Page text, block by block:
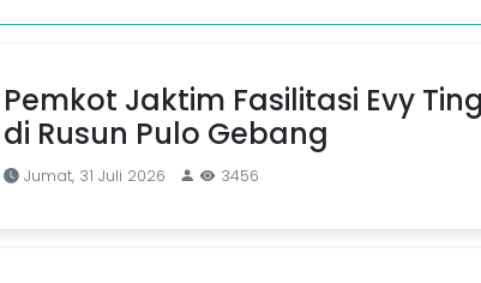
Pemkot Jaktim Fasilitasi Evy
di Rusun Pulo Gebang
Jumat, 31 Juli 2026 3456